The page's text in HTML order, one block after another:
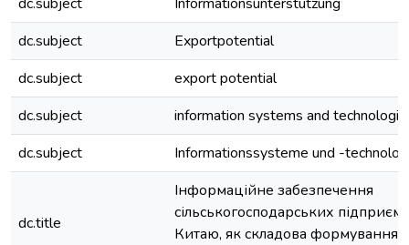
dc.subject
Exportpotential
dc.subject
export potential
dc.subject
information systems and
dc.subject
Informationssysteme und -
dc.title
Інформаційне забезпечення
сільськогосподарських
Китаю, як складова формування